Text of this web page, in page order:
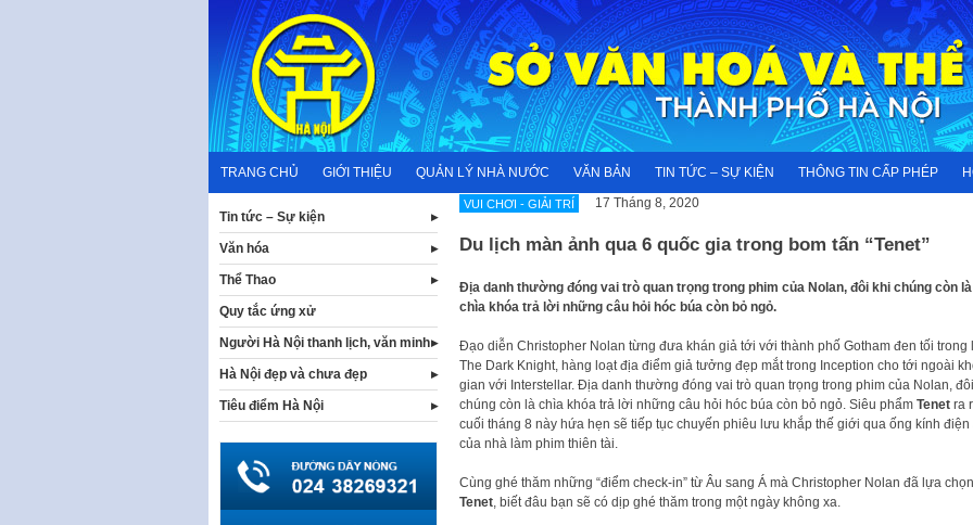
content
TRANG CHỦ GIỚI THIỆU QUẢN LÝ NHÀ NƯỚC VĂN BẢN TIN TỨC – SỰ KIỆN THÔNG TIN CẤP PHÉP
VUI CHƠI - GIẢI TRÍ 17 Tháng 8, 2020
Du lịch màn ảnh qua 6 quốc gia trong bom tấn “Tenet”
Địa danh thường đóng vai trò quan trọng trong phim của Nolan, đôi khi chúng còn là
chìa khóa trả lời những câu hỏi hóc búa còn bỏ ngỏ.
Đạo diễn Christopher Nolan từng đưa khán giả tới với thành phố Gotham đen tối trong
The Dark Knight, hàng loạt địa điểm giả tưởng đẹp mắt trong Inception cho tới ngoài
gian với Interstellar. Địa danh thường đóng vai trò quan trọng trong phim của Nolan,
chúng còn là chìa khóa trả lời những câu hỏi hóc búa còn bỏ ngỏ. Siêu phẩm Tenetra
cuối tháng 8 này hứa hẹn sẽ tiếp tục chuyến phiêu lưu khắp thế giới qua ống kính điện
của nhà làm phim thiên tài.
Cùng ghé thăm những “điểm check-in” từ Âu sang Á mà Christopher Nolan đã lựa
Tenet, biết đâu bạn sẽ có dịp ghé thăm trong một ngày không xa.
Tin tức – Sự kiện
Văn hóa
Thể Thao
Quy tắc ứng xử
Người Hà Nội thanh lịch, văn minh
Hà Nội đẹp và chưa đẹp
Tiêu điểm Hà Nội